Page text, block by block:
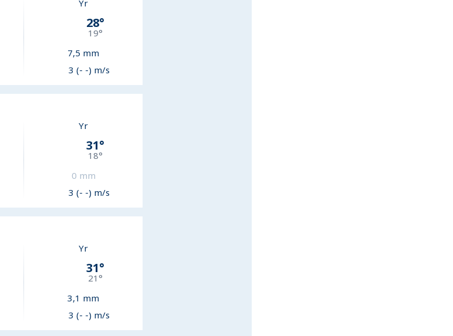
Yr
28°
19°
7,5 mm
3 (- -) m/s
Yr
31°
18°
0 mm
3 (- -) m/s
Yr
31°
21 °
3,1 mm
3 (- -) m/s